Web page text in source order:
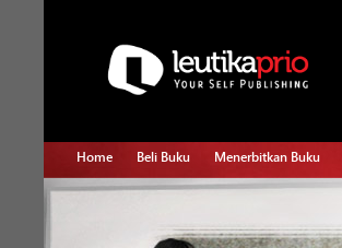
Home Beli Buku Menerbitkan Buku